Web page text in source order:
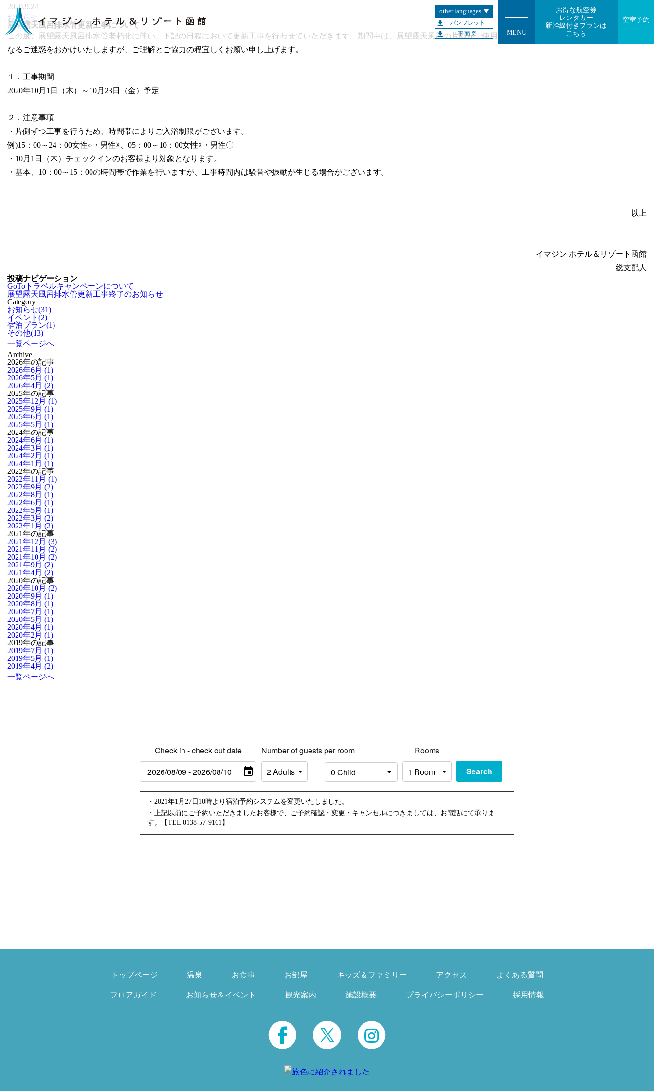
other languages
パンフレット
平面図
MENU
お得な航空券
レンタカー
新幹線付きプランは
こちら
空室予約
2020.9.24
お知らせ
展望露天風呂排水管更新工事について
この度、展望露天風呂排水管老朽化に伴い、下記の日程において更新工事を行わせていただきます。期間中は、展望露天風呂の片側がご使用いただけない期間が発生し、皆様には多大
なるご迷惑をおかけいたしますが、ご理解とご協力の程宜しくお願い申し上げます。
１．工事期間
2020年10月1日（木）～10月23日（金）予定
２．注意事項
・片側ずつ工事を行うため、時間帯によりご入浴制限がございます。
例)15：00～24：00女性○・男性☓、05：00～10：00女性☓・男性〇
・10月1日（木）チェックインのお客様より対象となります。
・基本、10：00～15：00の時間帯で作業を行いますが、工事時間内は騒音や振動が生じる場合がございます。
以上
イマジン ホテル＆リゾート函館
総支配人
投稿ナビゲーション
GoToトラベルキャンペーンについて
展望露天風呂排水管更新工事終了のお知らせ
Category
お知らせ(31)
イベント (2)
宿泊プラン(1)
その他(13)
一覧ページへ
Archive
2026年の記事
2026年6月 (1)
2026年5月 (1)
2026年4月 (2)
2025年の記事
2025年12月 (1)
2025年9月 (1)
2025年6月 (1)
2025年5月 (1)
2024年の記事
2024年6月 (1)
2024年3月 (1)
2024年2月 (1)
2024年1月 (1)
2022年の記事
2022年11月 (1)
2022年9月 (2)
2022年8月 (1)
2022年6月 (1)
2022年5月 (1)
2022年3月 (2)
2022年1月 (2)
2021年の記事
2021年12月 (3)
2021年11月 (2)
2021年10月 (2)
2021年9月 (2)
2021年4月 (2)
2020年の記事
2020年10月 (2)
2020年9月 (1)
2020年8月 (1)
2020年7月 (1)
2020年5月 (1)
2020年4月 (1)
2020年2月 (1)
2019年の記事
2019年7月 (1)
2019年5月 (1)
2019年4月 (2)
一覧ページへ
Check in - check out date Number of guests per room
Rooms
Search
・2021年1月27日10時より宿泊予約システムを変更いたしました。
・上記以前にご予約いただきましたお客様で、ご予約確認・変更・キャンセルにつきましては、お電話にて承りま
す。【TEL.0138-57-9161】
トップページ 温泉 お食事 お部屋 キッズ＆ファミリー アクセス よくある質問
フロアガイド お知らせ＆イベント 観光案内 施設概要 プライバシーポリシー 採用情報